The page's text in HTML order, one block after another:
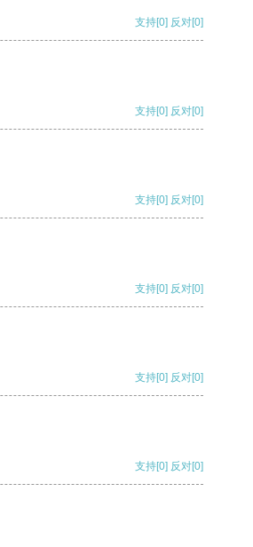
支持[0] 反对[0]
支持[0] 反对[0]
支持[0] 反对[0]
支持[0] 反对[0]
支持[0] 反对[0]
支持[0] 反对[0]